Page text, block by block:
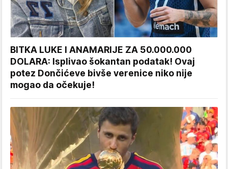
BITKA LUKE I ANAMARIJE ZA 50.000.000
DOLARA: Isplivao šokantan podatak! Ovaj
potez Dončićeve bivše verenice niko nije
mogao da očekuje!